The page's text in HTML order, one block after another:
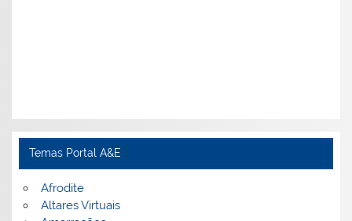
Temas Portal A&E
Afrodite
Altares Virtuais